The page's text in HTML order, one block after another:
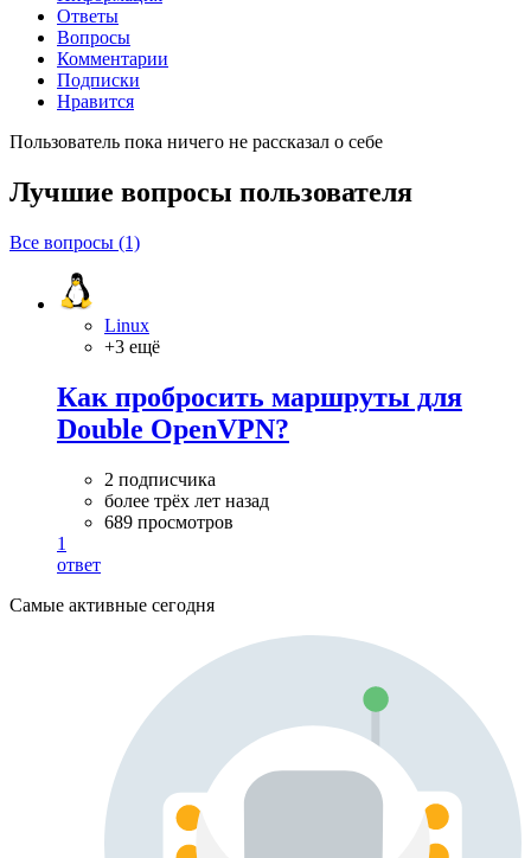
Ответы
Вопросы
Комментарии
Подписки
Нравится
Пользователь пока ничего не рассказал о себе
Лучшие вопросы пользователя
Все вопросы (1)
Linux
+3 ещё
Как пробросить маршруты для
Double OpenVPN?
2 подписчика
более трёх лет назад
689 просмотров
1
ответ
Самые активные сегодня